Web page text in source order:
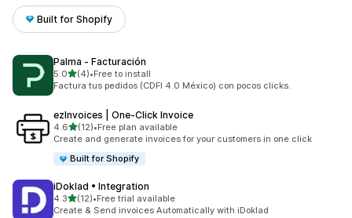
Built for Shopify
Palma ‑ Facturación
5.0เต็ม 5 ดาว
(4)
ทั้งหมด 4 รีวิว
•Free to install
Factura tus pedidos (CDFI 4.0 México) con pocos clicks.
ezInvoices | One‑Click Invoice
4.6เต็ม 5 ดาว
(12)
ทั้งหมด 12 รีวิว
•Free plan available
Create and generate invoices for your customers in one click
Built for Shopify
iDoklad • Integration
4.3เต็ม 5 ดาว
(12)
ทั้งหมด 12 รีวิว
•Free trial available
Create & Send invoices Automatically with iDoklad